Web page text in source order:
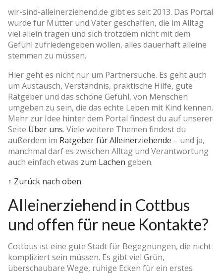
wir-sind-alleinerziehend.de gibt es seit 2013. Das Portal
wurde für Mütter und Väter geschaffen, die im Alltag
viel allein tragen und sich trotzdem nicht mit dem
Gefühl zufriedengeben wollen, alles dauerhaft alleine
stemmen zu müssen.
Hier geht es nicht nur um Partnersuche. Es geht auch
um Austausch, Verständnis, praktische Hilfe, gute
Ratgeber und das schöne Gefühl, von Menschen
umgeben zu sein, die das echte Leben mit Kind kennen.
Mehr zur Idee hinter dem Portal findest du auf unserer
Seite Über uns. Viele weitere Themen findest du
außerdem im Ratgeber für Alleinerziehende – und ja,
manchmal darf es zwischen Alltag und Verantwortung
auch einfach etwas zum Lachen geben.
↑ Zurück nach oben
Alleinerziehend in Cottbus
und offen für neue Kontakte?
Cottbus ist eine gute Stadt für Begegnungen, die nicht
kompliziert sein müssen. Es gibt viel Grün,
überschaubare Wege, ruhige Ecken für ein erstes